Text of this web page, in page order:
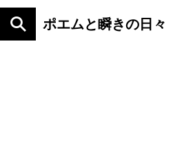
ポエムと瞬きの日々